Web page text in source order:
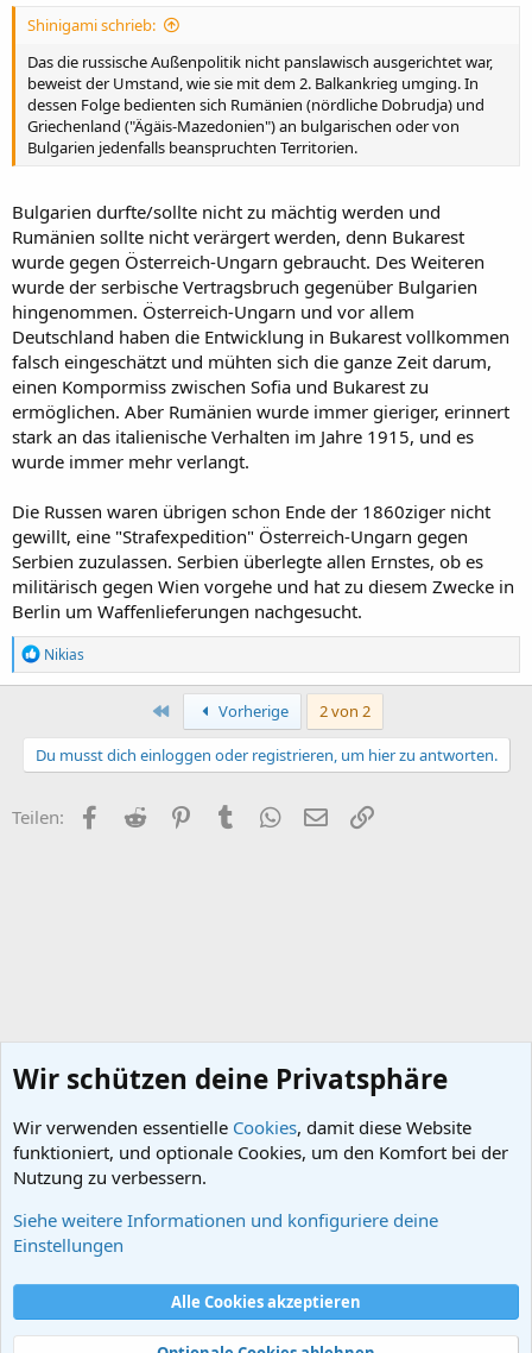
Shinigami schrieb:
Das die russische Außenpolitik nicht panslawisch ausgerichtet war,
beweist der Umstand, wie sie mit dem 2. Balkankrieg umging. In
dessen Folge bedienten sich Rumänien (nördliche Dobrudja) und
Griechenland ("Ägäis-Mazedonien") an bulgarischen oder von
Bulgarien jedenfalls beanspruchten Territorien.
Bulgarien durfte/sollte nicht zu mächtig werden und
Rumänien sollte nicht verärgert werden, denn Bukarest
wurde gegen Österreich-Ungarn gebraucht. Des Weiteren
wurde der serbische Vertragsbruch gegenüber Bulgarien
hingenommen. Österreich-Ungarn und vor allem
Deutschland haben die Entwicklung in Bukarest vollkommen
falsch eingeschätzt und mühten sich die ganze Zeit darum,
einen Kompormiss zwischen Sofia und Bukarest zu
ermöglichen. Aber Rumänien wurde immer gieriger, erinnert
stark an das italienische Verhalten im Jahre 1915, und es
wurde immer mehr verlangt.
Die Russen waren übrigen schon Ende der 1860ziger nicht
gewillt, eine "Strafexpedition" Österreich-Ungarn gegen
Serbien zuzulassen. Serbien überlegte allen Ernstes, ob es
militärisch gegen Wien vorgehe und hat zu diesem Zwecke in
Berlin um Waffenlieferungen nachgesucht.
R
e
a
i
o
n
Nikias
Erste Vorherige 2 von 2
Du musst dich einloggen oder registrieren, um hier zu antworten.
Teilen: Facebook
Reddit PinterestTumblr WhatsApp
E-Mail
Das Deutsche Kaiserreich
Nutzungsbedingungen
Datenschutz
Hilfe und Impressum
Start
R
S
Wir schützen deine Privatsphäre
Wir verwenden essentielle Cookies, damit diese Website
funktioniert, und optionale Cookies, um den Komfort bei der
Nutzung zu verbessern.
Siehe weitere Informationen und konfiguriere deine
Einstellungen
Alle Cookies akzeptieren